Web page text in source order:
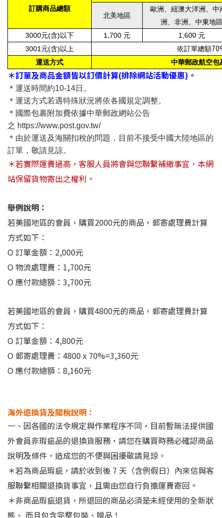
訂購商品總額
北美地區
歐洲、紐澳大洋洲、中
洲、非洲、中東地
3000元(含)以下 1,700 元 1,600 元
3001 元(含)以上 依訂單總額
運送方式 中華郵政航空包
＊訂單及商品金額皆以訂價計算(排除網站活動優惠) 。
＊運送時間約10-14日 。
＊ 運送方式若遇特殊狀況將依各國規定調整。
＊國際包裹附加費依據中華郵政網站公告
之 https://www.post.gov.tw/
＊由於運送及海關扣稅的問題，目前不接受中國大陸地區的
訂單，敬請見諒。
＊若實際運費過高，客服人員將會與您聯繫補繳事宜，本網
站保留貨物寄出之權利。
舉例說明：
若美國地區的會員，購買2000元的商品，郵寄處理費計算
方式如下：
O 訂單金額：2,000元
O 物流處理費：1,700元
O 應付款總額：3,700元
若美國地區的會員，購買4800元的商品，郵寄處理費計算
方式如下：
O 訂單金額 ：4,800元
O 郵寄處理費：4800 x 70%=3,360元
O 應付款總額：8,160元
海外退換貨及關稅說明：
一、因各國的法令規定與作業程序不同，目前暫無法提供國
外會員非瑕疵品的退換貨服務，請您在購買時務必確認商品
說明及條件，造成您的不便與困擾敬請見諒。
＊若為商品瑕疵，請於收到後 7 天（含例假日）內來信與客
服聯繫相關退換貨事宜，且需由您自行負擔運費寄回。
＊非商品瑕疵退貨，所退回的商品必須是未經使用的全新狀
態、 而且包含完整包裝、贈品！